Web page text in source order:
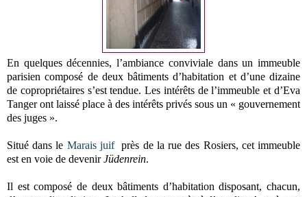
En quelques décennies, l’ambiance conviviale dans un immeuble
parisien composé de deux bâtiments d’habitation et d’une dizaine
de copropriétaires s’est tendue. Les intérêts de l’immeuble et d’Eva
Tanger ont laissé place à des intérêts privés sous un « gouvernement
des juges ».
Situé dans le Marais juifprès de la rue des Rosiers, cet immeuble
est en voie de devenirJüdenrein.
Il est composé de deux bâtiments d’habitation disposant, chacun,